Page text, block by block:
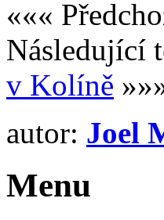
«««
Následující
v Kolíně
autor: Joel
Menu